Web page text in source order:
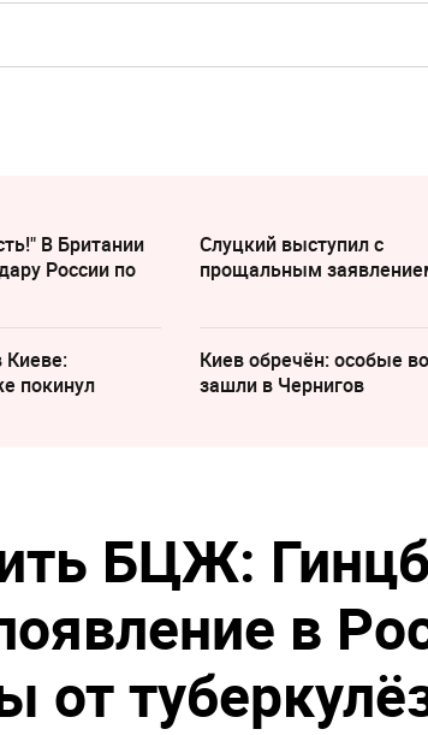
В Британии
России по
Слуцкий выступил с
прощальным
Киеве:
покинул
Киев обречён: особые
зашли в Чернигов
БЦЖ:
в
от